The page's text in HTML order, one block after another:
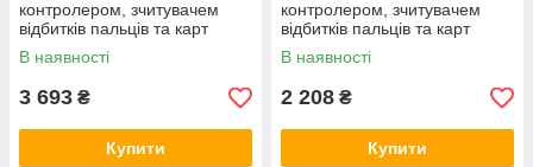
контролером, зчитувачем
відбитків пальців та карт
Mifare Trinix TRK-1106BTFW
(71-00054)
В наявності
3 693 ₴
Купити
контролером, зчитувачем
відбитків пальців та карт
Mifare Trinix TRK-
1201MFW(WF) з підтримкою
В наявності
2 208 ₴
Купити